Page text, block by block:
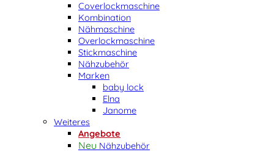
Coverlockmaschine
Kombination
Nähmaschine
Overlockmaschine
Stickmaschine
Nähzubehör
Marken
baby lock
Elna
Janome
Weiteres
Angebote
Nähzubehör